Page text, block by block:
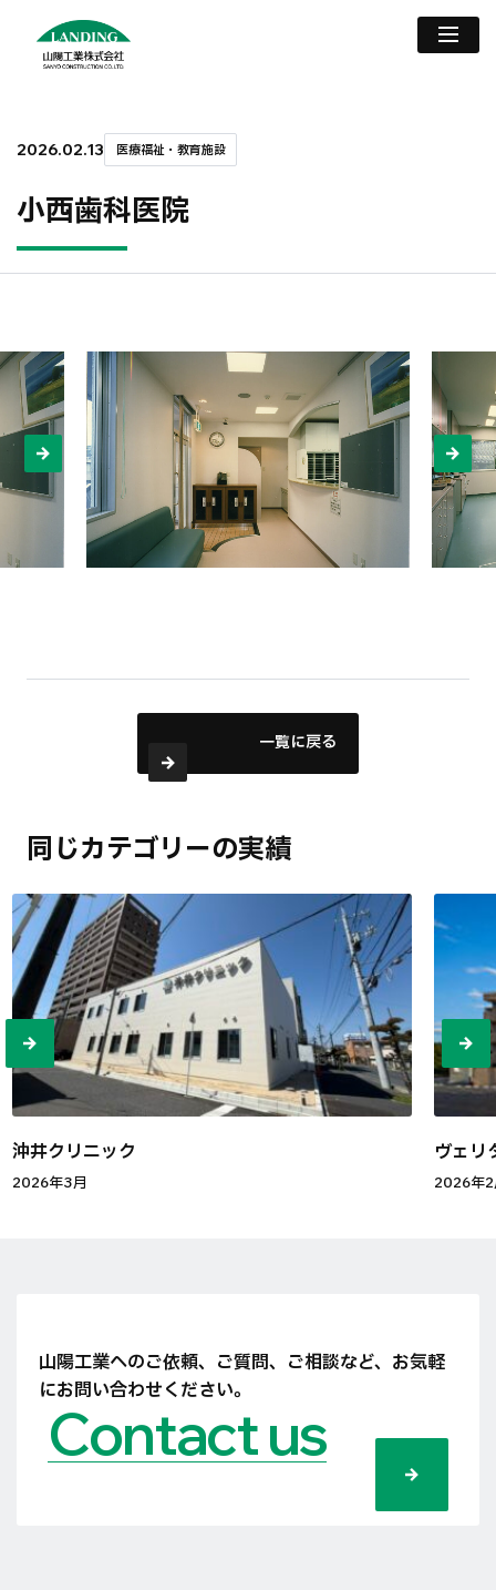
2026.02.13 医療福祉・教育施設
小西歯科医院
一覧に戻る
同じカテゴリーの実績
沖井クリニック
2026年3月
ヴェリ
2026年
山陽工業へのご依頼、ご質問、ご相談など、 お気軽
にお問い合わせください。
Contact us